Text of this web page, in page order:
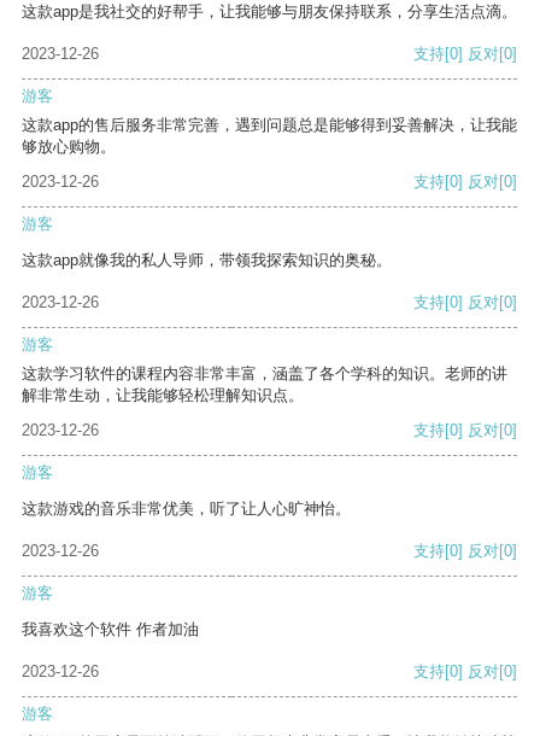
这款app是我社交的好帮手，让我能够与朋友保持联系，分享生活点滴。
2023-12-26 支持[0] 反对[0]
游客
这款app的售后服务非常完善，遇到问题总是能够得到妥善解决，让我能
够放心购物。
2023-12-26
支持[0] 反对[0]
游客
这款app就像我的私人导师，带领我探索知识的奥秘。
2023-12-26 支持[0] 反对[0]
游客
这款学习软件的课程内容非常丰富，涵盖了各个学科的知识。老师的讲
解非常生动，让我能够轻松理解知识点。
2023-12-26
支持[0] 反对[0]
游客
这款游戏的音乐非常优美，听了让人心旷神怡。
2023-12-26 支持[0] 反对[0]
游客
我喜欢这个软件 作者加油
2023-12-26 支持[0] 反对[0]
游客